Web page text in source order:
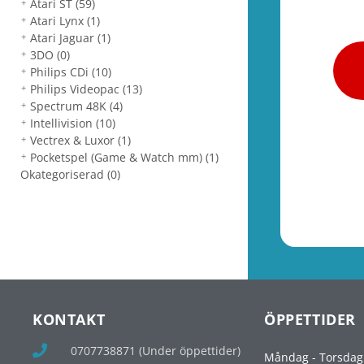
Atari ST(59)
Atari Lynx(1)
Atari Jaguar(1)
3DO(0)
Philips CDi(10)
Philips Videopac(13)
Spectrum 48K(4)
Intellivision(10)
Vectrex & Luxor(1)
Pocketspel (Game & Watch mm)(1)
Okategoriserad (0)
KONTAKT
0707738871 (Under öppettider)
ÖPPETTIDER
Måndag -